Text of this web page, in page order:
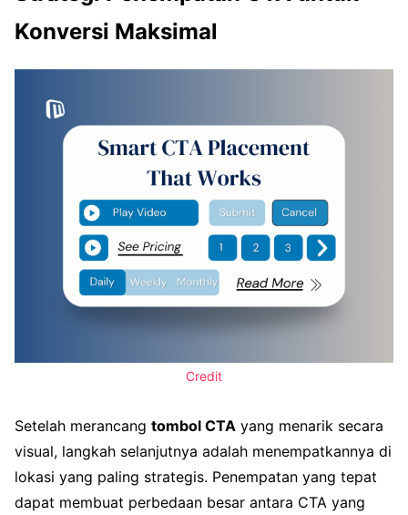
Konversi Maksimal
Credit
Setelah merancang tombol CTA yang menarik secara
visual, langkah selanjutnya adalah menempatkannya di
lokasi yang paling strategis. Penempatan yang tepat
dapat membuat perbedaan besar antara CTA yang